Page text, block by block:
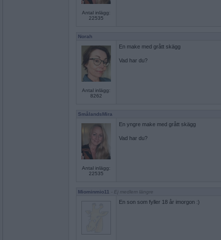
Antal inlägg:
22535
Norah
Antal inlägg:
8262
En make med grått skägg
Vad har du?
SmålandsMira
Antal inlägg:
22535
En yngre make med grått skägg
Vad har du?
Miominmio11 - Ej medlem längre
En son som fyller 18 år imorgon :)